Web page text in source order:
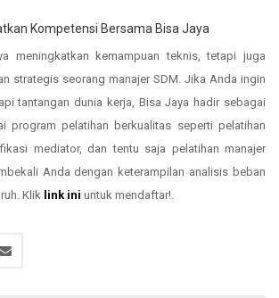
Kompetensi Bersama Bisa Jaya
meningkatkan kemampuan teknis, tetapi juga
strategis seorang manajer SDM. Jika Anda ingin
tantangan dunia kerja, Bisa Jaya hadir sebagai
program pelatihan berkualitas seperti pelatihan
mediator, dan tentu saja pelatihan manajer
Anda dengan keterampilan analisis beban
Klik link ini untuk mendaftar!.